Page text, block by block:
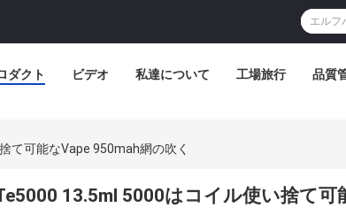
ダクト ビデオ 私達について 工場旅行 品質
て可能なVape 950mah網の吹く
13.5ml 5000はコイル使い捨て